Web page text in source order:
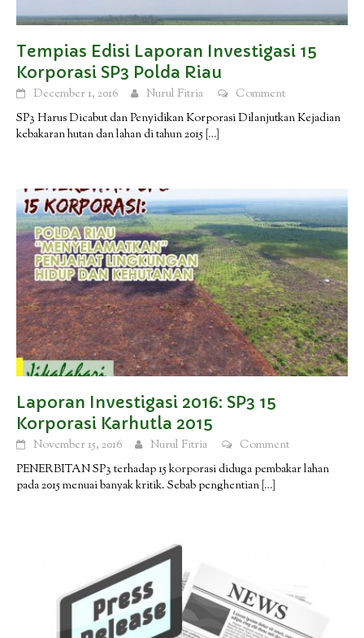
Tempias Edisi Laporan Investigasi 15
Korporasi SP3 Polda Riau
December 1, 2016 Nurul Fitria
Comment
SP3 Harus Dicabut dan Penyidikan Korporasi Dilanjutkan Kejadian
kebakaran hutan dan lahan di tahun 2015 […]
Laporan Investigasi 2016: SP3 15
Korporasi Karhutla 2015
November 15, 2016 Nurul Fitria
Comment
PENERBITAN SP3 terhadap 15 korporasi diduga pembakar lahan
pada 2015 menuai banyak kritik. Sebab penghentian […]